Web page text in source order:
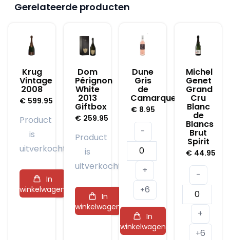
Gerelateerde producten
Krug
Vintage
2008
€ 599.95
Product
is
uitverkocht
In
winkelwagen
Dom
Pérignon
White
2013
Giftbox
€ 259.95
Product
is
uitverkocht
In
winkelwagen
Dune
Gris
de
Camarque
€ 8.95
-
Dune
Gris
de
Camarque
aantal
+
+6
In
winkelwagen
Michel
Genet
Grand
Cru
Blanc
de
Blancs
Brut
Spirit
€ 44.95
-
Michel
Genet
Grand
+
+6